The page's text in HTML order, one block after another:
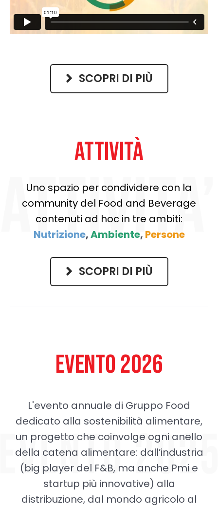
SCOPRI DI PIÙ
ATTIVITÀ
Uno spazio per condividere con la
community del Food and Beverage
contenuti ad hoc in tre ambiti:
Nutrizione,Ambiente, Persone
SCOPRI DI PIÙ
EVENTO 2026
L'evento annuale di Gruppo Food
dedicato alla sostenibilità alimentare,
un progetto che coinvolge ogni anello
della catena alimentare: dall’industria
(big player del F&B, ma anche Pmi e
startup più innovative) alla
distribuzione, dal mondo agricolo al